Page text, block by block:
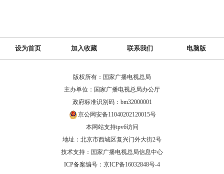
设为首页 加入收藏 联系我们 电脑版
版权所有：国家广播电视总局
主办单位：国家广播电视总局办公厅
政府标准识别码：bm32000001
京公网安备11040202120015号
本网站支持ipv6访问
地址：北京市西城区复兴门外大街2号
技术支持：国家广播电视总局信息中心
ICP备案编号：京ICP备16032848号-4